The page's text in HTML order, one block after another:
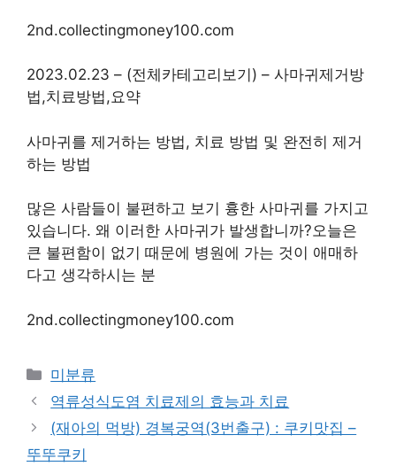
2nd.collectingmoney100.com
2023.02.23 – (전체카테고리보기) – 사마귀제거방
법,치료방법,요약
사마귀를 제거하는 방법, 치료 방법 및 완전히 제거
하는 방법
많은 사람들이 불편하고 보기 흉한 사마귀를 가지고
있습니다. 왜 이러한 사마귀가 발생합니까?오늘은
큰 불편함이 없기 때문에 병원에 가는 것이 애매하
다고 생각하시는 분
2nd.collectingmoney100.com
Categories
미분류
역류성식도염 치료제의 효능과 치료
(재아의 먹방) 경복궁역(3번출구) : 쿠키맛집 –
뚜뚜쿠키